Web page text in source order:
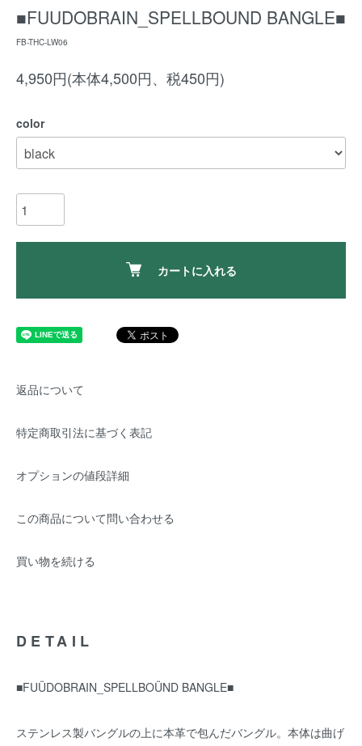
■FUUDOBRAIN_SPELLBOUND BANGLE■
FB-THC-LW06
4,950円(本体4,500円、税450円)
color
カートに入れる
返品について
特定商取引法に基づく表記
オプションの値段詳細
この商品について問い合わせる
買い物を続ける
DETAIL
■FUÜDOBRAIN_SPELLBOÜND BANGLE■
ステンレス製バングルの上に本革で包んだバングル。本体は曲げ